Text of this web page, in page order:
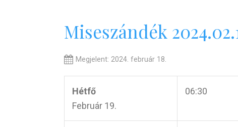
Miseszándék
Megjelent: 2024. február 18.
Hétfő
Február 19.
06:30